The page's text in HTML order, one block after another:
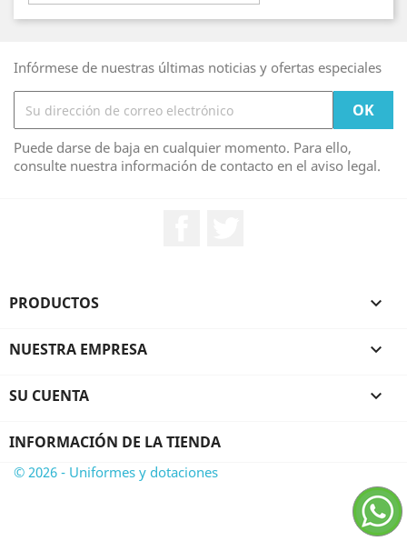
Infórmese de nuestras últimas noticias y ofertas especiales
Puede darse de baja en cualquier momento. Para ello,
consulte nuestra información de contacto en el aviso legal.
PRODUCTOS 
NUESTRA EMPRESA 
SU CUENTA 
INFORMACIÓN DE LA TIENDA
© 2026 - Uniformes y dotaciones